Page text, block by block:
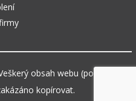
obsah webu (pokud není
kopírovat.